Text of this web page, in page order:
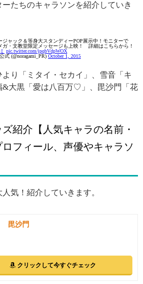
たちのキャラソンを紹介していき
ジャック＆等身大スタンディーPOP展示中！モニターで
ガ・文教堂限定メッセージも上映！ 詳細はこちらから！
pic.twitter.com/jpqbVdpWOX
(@noragami_PR) October 1, 2015
り「ミタイ・セカイ」、雪音「キ
&大黒「愛は八百万♡」、毘沙門「花
ズ紹介【人気キャラの名前・
フィール、声優やキャラソ
気！紹介していきます。
毘沙門
クリックして今すぐチェック